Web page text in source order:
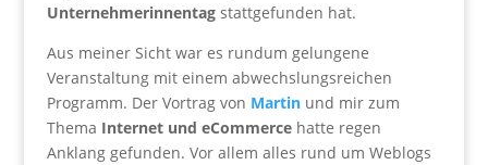
Unternehmerinnentagstattgefunden hat.
Aus meiner Sicht war es rundum gelungene
Veranstaltung mit einem abwechslungsreichen
Programm. Der Vortrag von Martin und mir zum
Thema Internet und eCommercehatte regen
Anklang gefunden. Vor allem alles rund um Weblogs